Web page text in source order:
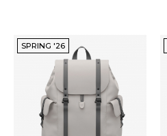
SPRING '26